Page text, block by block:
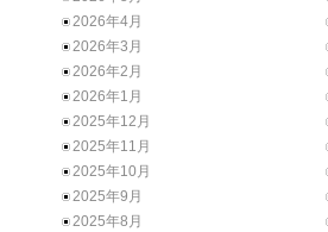
2026年4月
2026年3月
2026年2月
2026年1月
2025年12月
2025年11月
2025年10月
2025年9月
2025年8月